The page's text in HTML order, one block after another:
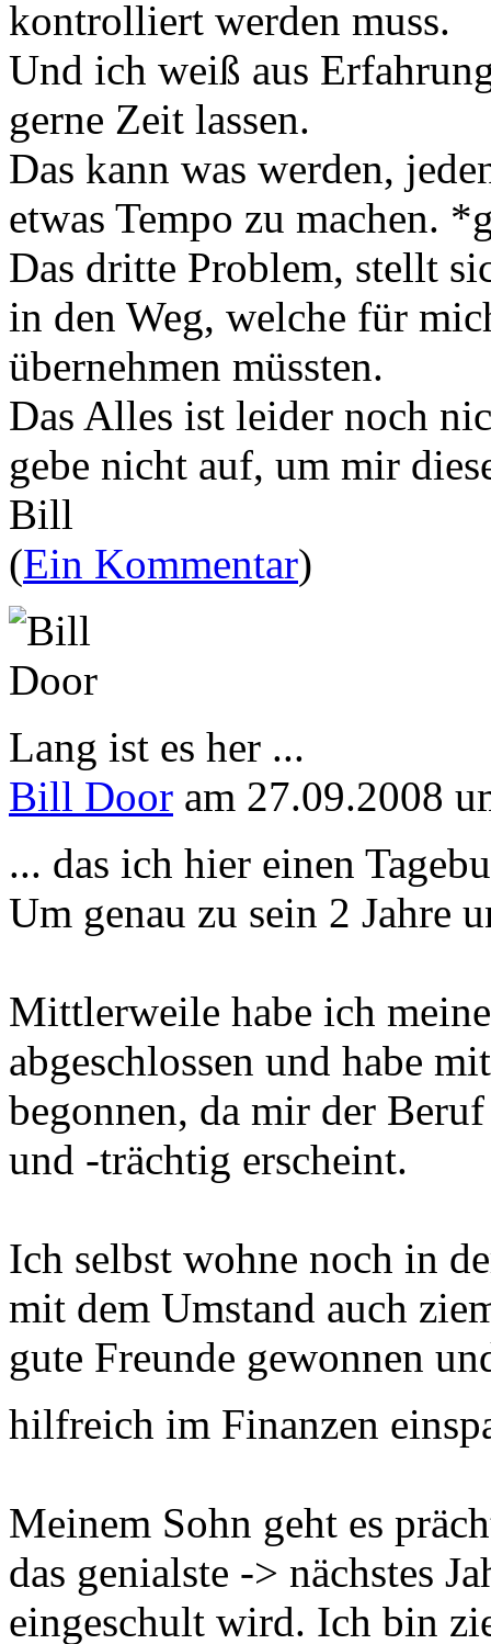
kontrolliert werden muss.
Und ich weiß aus
gerne Zeit lassen.
Das kann was werden,
etwas Tempo zu machen.
Das dritte Problem, stellt
in den Weg, welche für
übernehmen müssten.
Das Alles ist leider noch
gebe nicht auf, um mir
Bill
(Ein Kommentar)
Lang ist es her ...
Bill Door am 27.09.2008
... das ich hier einen
Um genau zu sein 2 Jahre
Mittlerweile habe ich
abgeschlossen und habe
begonnen, da mir der
und -trächtig erscheint.
Ich selbst wohne noch in
mit dem Umstand auch
gute Freunde gewonnen
hilfreich im Finanzen
Meinem Sohn geht es
das genialste -> nächstes
eingeschult wird. Ich bin